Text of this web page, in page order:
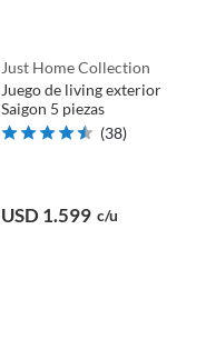
Just Home Collection
Juego de living exterior
Saigon 5 piezas
(38)
USD 1.599 c/u